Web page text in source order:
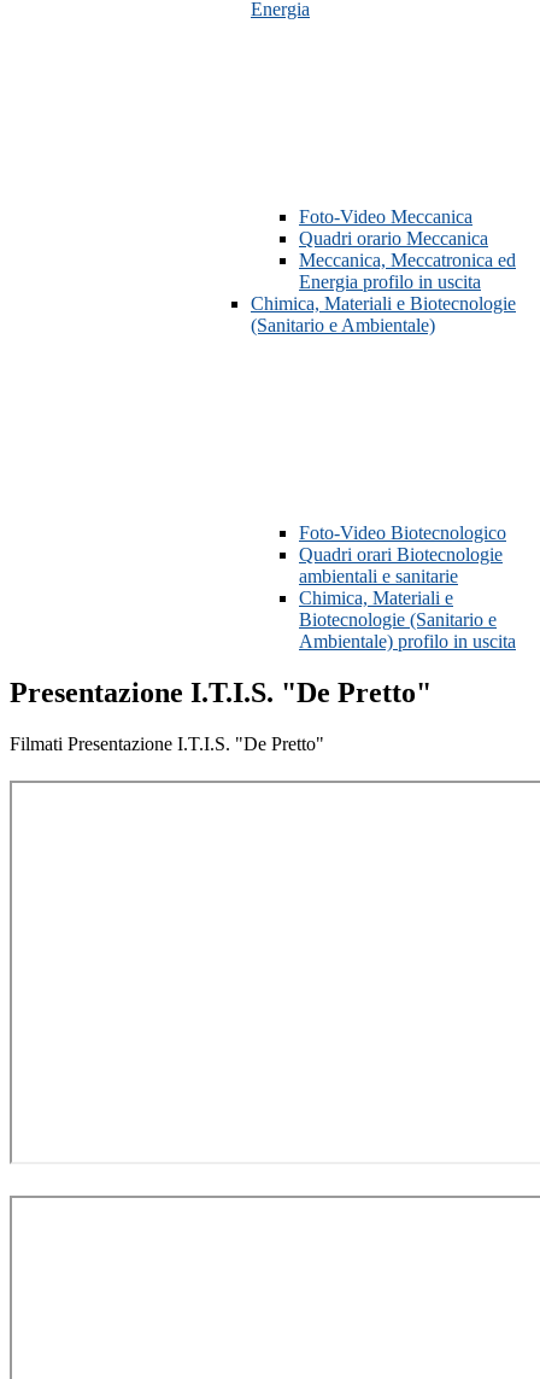
Energia
Foto-Video Meccanica
Quadri orario Meccanica
Meccanica, Meccatronica ed
Energia profilo in uscita
Chimica, Materiali e Biotecnologie
(Sanitario e Ambientale)
Foto-Video Biotecnologico
Quadri orari Biotecnologie
ambientali e sanitarie
Chimica, Materiali e
Biotecnologie (Sanitario e
Ambientale) profilo in uscita
Presentazione I.T.I.S. "De Pretto"
Filmati Presentazione I.T.I.S. "De Pretto"